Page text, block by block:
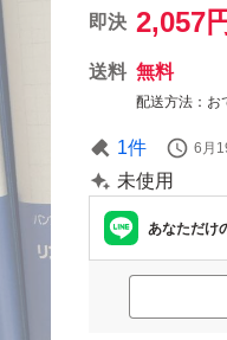
即決 2,057
送料 無料
配送方法 お
1件 6月
未使用
あなただけ